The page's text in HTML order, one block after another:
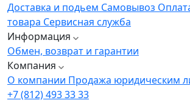
Доставка и подьем Самовывоз
товара Сервисная служба
Информация
Обмен, возврат и гарантии
Компания
О компании Продажа юридическим
+7 (812) 493 33 33